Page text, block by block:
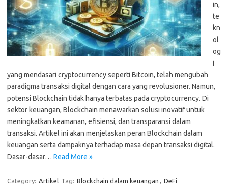
in,
te
kn
ol
og
i
yang mendasari cryptocurrency seperti Bitcoin, telah mengubah
paradigma transaksi digital dengan cara yang revolusioner. Namun,
potensi Blockchain tidak hanya terbatas pada cryptocurrency. Di
sektor keuangan, Blockchain menawarkan solusi inovatif untuk
meningkatkan keamanan, efisiensi, dan transparansi dalam
transaksi. Artikel ini akan menjelaskan peran Blockchain dalam
keuangan serta dampaknya terhadap masa depan transaksi digital.
Dasar-dasar… Read More »
Category: Artikel Tag: Blockchain dalam keuangan , DeFi